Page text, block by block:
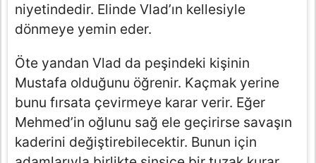
niyetindedir. Elinde Vlad’ın kellesiyle
dönmeye yemin eder.
Öte yandan Vlad da peşindeki kişinin
Mustafa olduğunu öğrenir. Kaçmak yerine
bunu fırsata çevirmeye karar verir. Eğer
Mehmed’in oğlunu sağ ele geçirirse savaşın
kaderini değiştirebilecektir. Bunun için